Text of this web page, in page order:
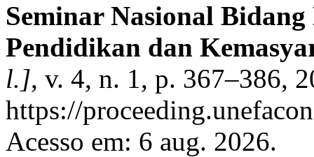
Seminar Nasional
Pendidikan dan
l.], v. 4, n. 1, p. 367–386,
https://
Acesso em: 6 aug. 2026.